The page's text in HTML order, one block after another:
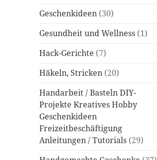
Geschenkideen (30)
Gesundheit und Wellness (1)
Hack-Gerichte (7)
Häkeln, Stricken (20)
Handarbeit / Basteln DIY-
Projekte Kreatives Hobby
Geschenkideen
Freizeitbeschäftigung
Anleitungen / Tutorials (29)